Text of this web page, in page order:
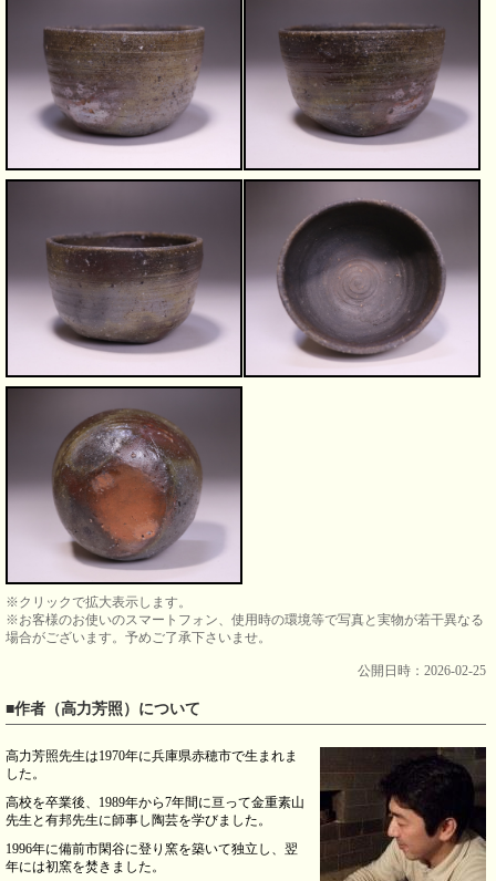
※クリックで拡大表示します。
※お客様のお使いのスマートフォン、使用時の環境等で写真と実物が若干異なる
場合がございます。予めご了承下さいませ。
公開日時：2026-02-25
■作者（高力芳照）について
高力芳照先生は1970年に兵庫県赤穂市で生まれま
した。
高校を卒業後、1989年から7年間に亘って金重素山
先生と有邦先生に師事し陶芸を学びました。
1996年に備前市閑谷に登り窯を築いて独立し、翌
年には初窯を焚きました。